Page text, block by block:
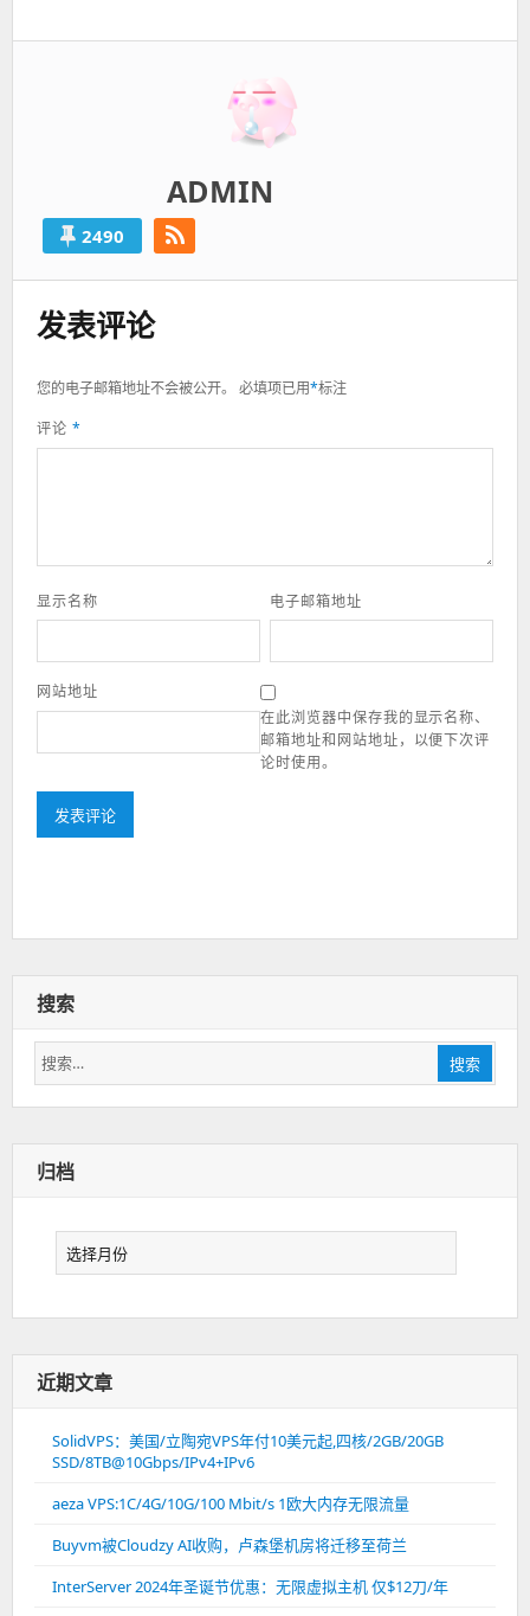
ADMIN
2490
发表评论
您的电子邮箱地址不会被公开。 必填项已用*标注
评论 *
显示名称 电子邮箱地址
网站地址
在此浏览器中保存我的显示名称、
邮箱地址和网站地址，以便下次评
论时使用。
搜索
搜
索：
搜索
归档
近期文章
SolidVPS：美国/立陶宛VPS年付10美元起,四核/2GB/20GB
SSD/8TB@10Gbps/IPv4+IPv6
aeza VPS:1C/4G/10G/100 Mbit/s 1欧大内存无限流量
Buyvm被Cloudzy AI收购，卢森堡机房将迁移至荷兰
InterServer 2024年圣诞节优惠：无限虚拟主机 仅$12刀/年